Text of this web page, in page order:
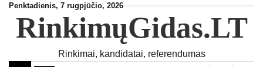
Skip
content
Penktadienis, 7 rugpjūčio, 2026
RinkimųGidas.LT
Rinkimai, kandidatai, referendumas